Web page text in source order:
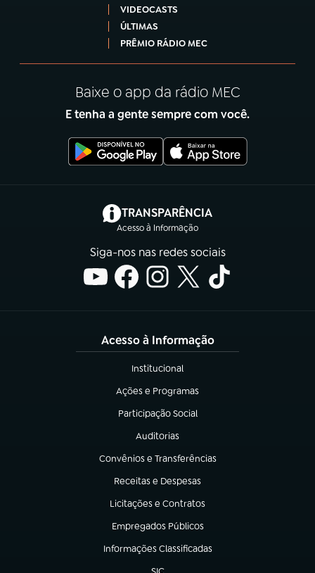
VIDEOCASTS
ÚLTIMAS
PRÊMIO RÁDIO MEC
Baixe o app da rádio MEC
E tenha a gente sempre com você.
TRANSPARÊNCIA
Acesso à Informação
(abre em nova aba)
Siga-nos nas redes sociais
Acesso à Informação
Institucional
(abre em nova aba)
Ações e Programas
(abre em nova aba)
Participação Social
(abre em nova aba)
Auditorias
(abre em nova aba)
Convênios e Transferências
(abre em nova aba)
Receitas e Despesas
(abre em nova aba)
Licitações e Contratos
(abre em nova aba)
Empregados Públicos
(abre em nova aba)
Informações Classificadas
(abre em nova aba)